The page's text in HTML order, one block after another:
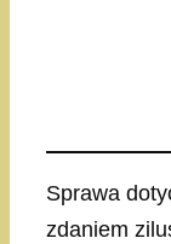
Sprawa
zdaniem